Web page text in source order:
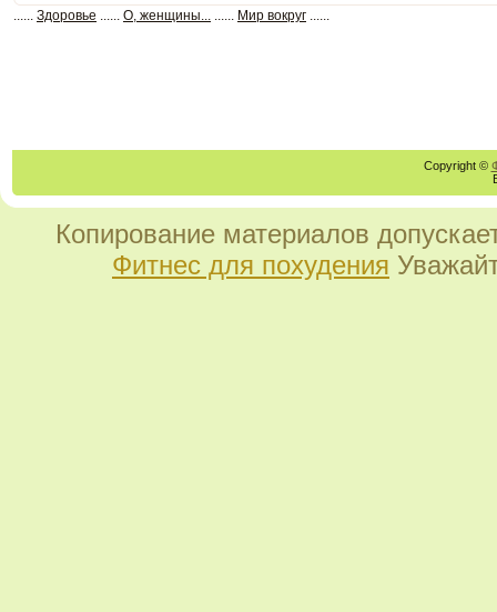
...... Здоровье ...... О, женщины... ...... Мир вокруг ......
Copyright ©
Копирование материалов
Фитнес для похудения